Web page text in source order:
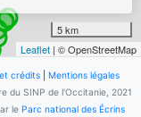
2025 Fiche espèce
1758
5 km
Leaflet | © OpenStreetMap
crédits| Mentions légales
du SINP de l'Occitanie, 2021
le Parc national des Écrins